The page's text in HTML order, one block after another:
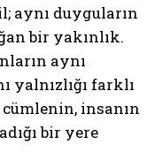
aynı duyguların
bir yakınlık.
aynı
yalnızlığı farklı
cümlenin, insanın
bir yere